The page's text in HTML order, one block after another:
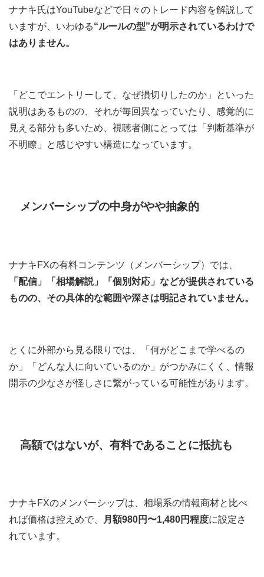
ナナキ氏はYouTubeなどで日々のトレード内容を解説して
いますが、いわゆる“ルールの型”が明示されているわけで
はありません。
「どこでエントリーして、なぜ損切りしたのか」といった
説明はあるものの、それが毎回異なっていたり、感覚的に
見える部分も多いため、視聴者側にとっては「判断基準が
不明瞭」と感じやすい構造になっています。
メンバーシップの中身がやや抽象的
ナナキFXの有料コンテンツ（メンバーシップ）では、
「配信」「相場解説」「個別対応」などが提供されている
ものの、その具体的な範囲や深さは明記されていません。
とくに外部から見る限りでは、「何がどこまで学べるの
か」「どんな人に向いているのか」がつかみにくく、情報
開示の少なさが怪しさに繋がっている可能性があります。
高額ではないが、有料であることに抵抗も
ナナキFXのメンバーシップは、相場系の情報商材と比べ
れば価格は控えめで、
月額980円〜1,480円程度に設定さ
れています。